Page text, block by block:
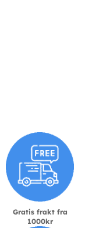
Gratis frakt fra
1000kr